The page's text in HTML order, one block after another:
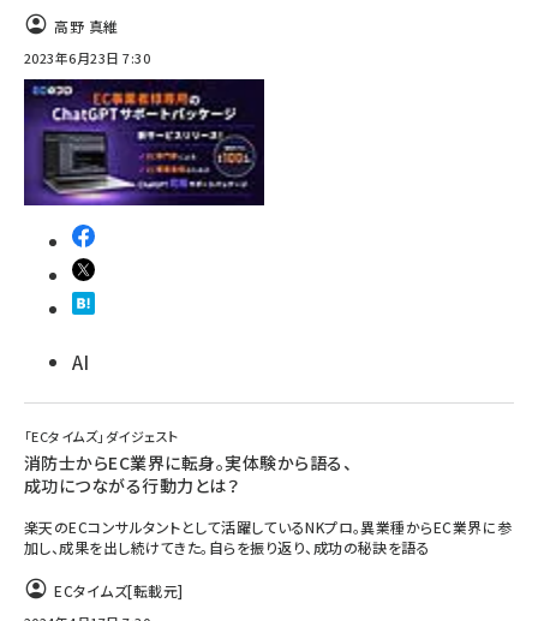
高野 真維
2023年6月23日 7:30
AI
「ECタイムズ」ダイジェスト
消防士からEC業界に転身。実体験から語る、
成功につながる行動力とは？
楽天のECコンサルタントとして活躍しているNKプロ。異業種からEC業界に参
加し、成果を出し続けてきた。自らを振り返り、成功の秘訣を語る
ECタイムズ[転載元]